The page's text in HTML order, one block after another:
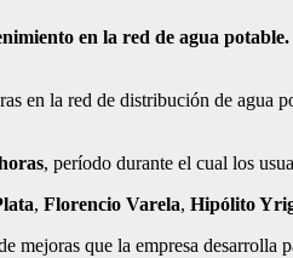
en la red de agua
en la red de distribución de agua
, período durante el cual los
, Florencio Varela, Hipólito
mejoras que la empresa